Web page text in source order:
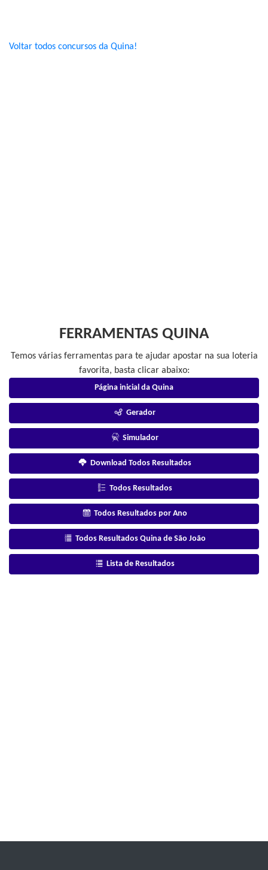
Voltar todos concursos da Quina!
FERRAMENTAS QUINA
Temos várias ferramentas para te ajudar apostar na sua loteria
favorita, basta clicar abaixo:
Página inicial da Quina
Gerador
Simulador
Download Todos Resultados
Todos Resultados
Todos Resultados por Ano
Todos Resultados Quina de São João
Lista de Resultados